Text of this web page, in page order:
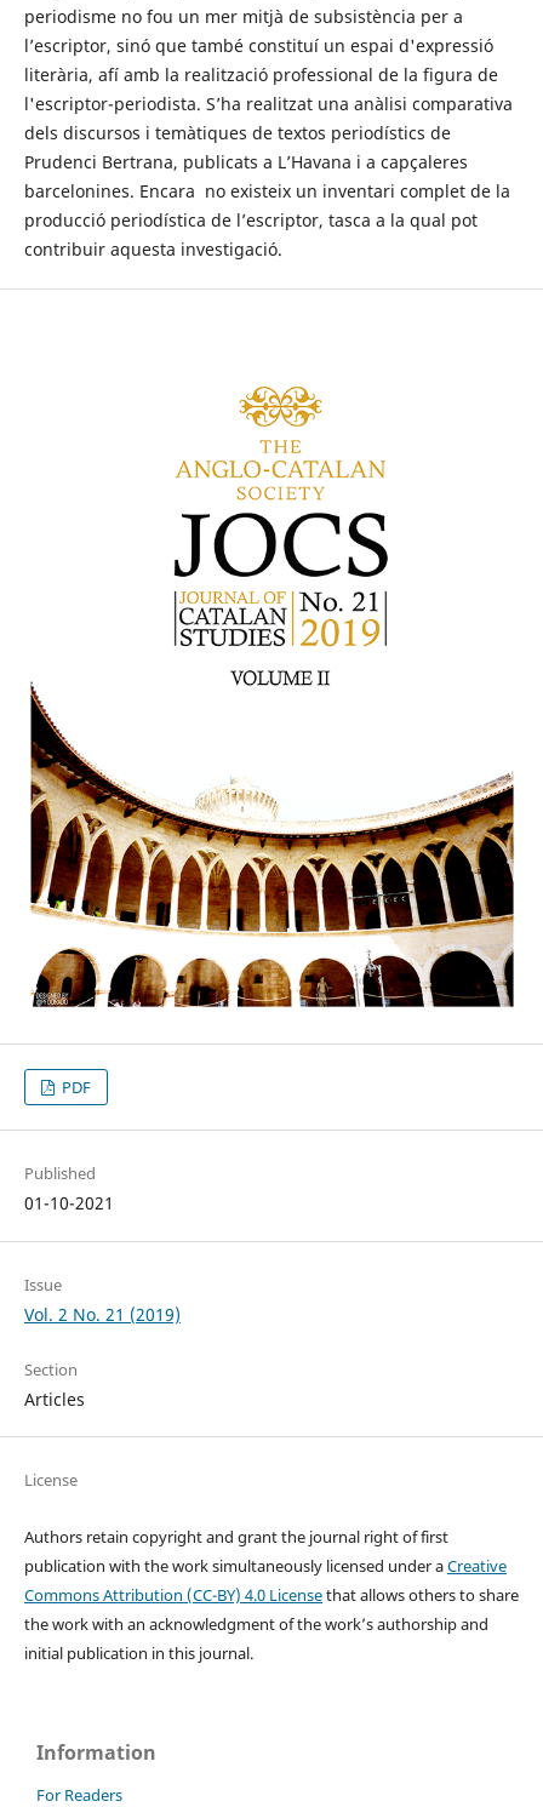
periodisme no fou un mer mitjà de subsistència per a
l’escriptor, sinó que també constituí un espai d'expressió
literària, afí amb la realització professional de la figura de
l'escriptor-periodista. S’ha realitzat una anàlisi comparativa
dels discursos i temàtiques de textos periodístics de
Prudenci Bertrana, publicats a L’Havana i a capçaleres
barcelonines. Encara no existeix un inventari complet de la
producció periodística de l’escriptor, tasca a la qual pot
contribuir aquesta investigació.
PDF
Published
01-10-2021
Issue
Vol. 2 No. 21 (2019)
Section
Articles
License
Authors retain copyright and grant the journal right of first
publication with the work simultaneously licensed under aCreative
Commons Attribution (CC-BY) 4.0 Licensethat allows others to share
the work with an acknowledgment of the work’s authorship and
initial publication in this journal.
Information
For Readers